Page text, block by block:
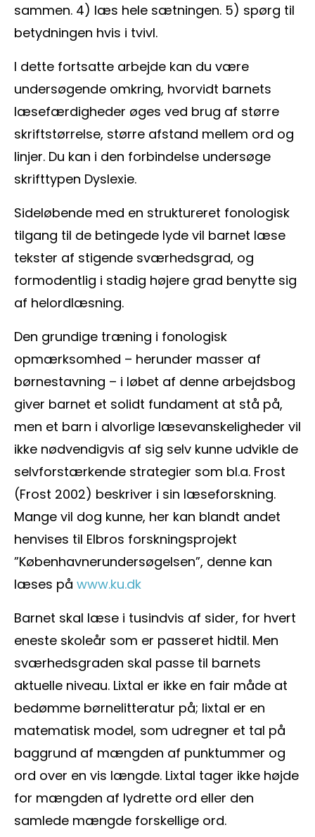
sammen. 4) læs hele sætningen. 5) spørg til
betydningen hvis i tvivl.
I dette fortsatte arbejde kan du være
undersøgende omkring, hvorvidt barnets
læsefærdigheder øges ved brug af større
skriftstørrelse, større afstand mellem ord og
linjer. Du kan i den forbindelse undersøge
skrifttypen Dyslexie.
Sideløbende med en struktureret fonologisk
tilgang til de betingede lyde vil barnet læse
tekster af stigende sværhedsgrad, og
formodentlig i stadig højere grad benytte sig
af helordlæsning.
Den grundige træning i fonologisk
opmærksomhed – herunder masser af
børnestavning – i løbet af denne arbejdsbog
giver barnet et solidt fundament at stå på,
men et barn i alvorlige læsevanskeligheder vil
ikke nødvendigvis af sig selv kunne udvikle de
selvforstærkende strategier som bl.a. Frost
(Frost 2002) beskriver i sin læseforskning.
Mange vil dog kunne, her kan blandt andet
henvises til Elbros forskningsprojekt
”Københavnerundersøgelsen”, denne kan
læses på www.ku.dk
Barnet skal læse i tusindvis af sider, for hvert
eneste skoleår som er passeret hidtil. Men
sværhedsgraden skal passe til barnets
aktuelle niveau. Lixtal er ikke en fair måde at
bedømme børnelitteratur på; lixtal er en
matematisk model, som udregner et tal på
baggrund af mængden af punktummer og
ord over en vis længde. Lixtal tager ikke højde
for mængden af lydrette ord eller den
samlede mængde forskellige ord.